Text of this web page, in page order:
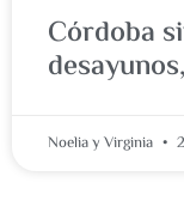
Córdoba
Noelia y Virginia